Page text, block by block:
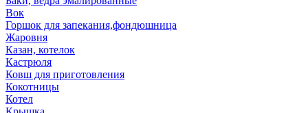
Вок
Горшок для запекания,фондюшница
Жаровня
Казан, котелок
Кастрюля
Ковш для приготовления
Кокотницы
Котел